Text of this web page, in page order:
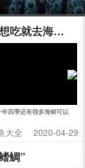
吃就去海边挖
四季还有很多海鲜可以
大全 2020-04-29
鲷”